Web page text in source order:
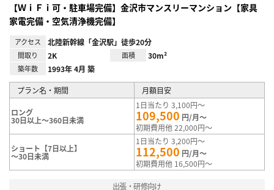
【ＷｉＦｉ可・駐車場完備】金沢市マンスリーマンション【家具
家電完備・空気清浄機完備】
アクセス 北陸新幹線「金沢駅」徒歩20分
間取り 2K 面積 30m²
築年数 1993年 4月 築
プラン名・期間 月額目安
ロング
30日以上～360日未満
1日当たり 3,100円～
109,500 円/月～
初期費用他 22,000円～
ショート【7日以上】
～30日未満
1日当たり 3,200円～
112,500 円/月～
初期費用他 16,500円～
出張・研修向け